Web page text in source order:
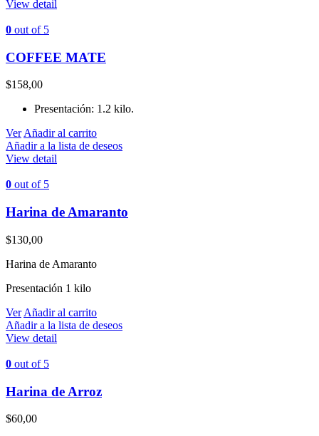
View detail
0 out of 5
COFFEE MATE
$158,00
Presentación: 1.2 kilo.
Ver Añadir al carrito
Añadir a la lista de deseos
View detail
0 out of 5
Harina de Amaranto
$130,00
Harina de Amaranto
Presentación 1 kilo
Ver Añadir al carrito
Añadir a la lista de deseos
View detail
0 out of 5
Harina de Arroz
$60,00